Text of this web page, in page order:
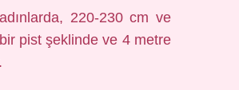
220-230 cm ve
bir pist şeklinde ve 4 metre